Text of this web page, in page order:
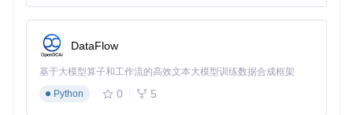
DataFlow
基于大模型算子和工作流的高效文本大模型训练数据合成框架
Python
0 5